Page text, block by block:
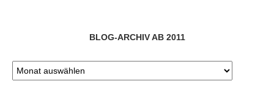
BLOG-ARCHIV AB 2011